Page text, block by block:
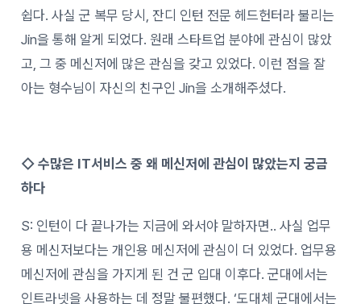
쉽다. 사실 군 복무 당시, 잔디 인턴 전문 헤드헌터라 불리는
Jin을 통해 알게 되었다. 원래 스타트업 분야에 관심이 많았
고, 그 중 메신저에 많은 관심을 갖고 있었다. 이런 점을 잘
아는 형수님이 자신의 친구인 Jin을 소개해주셨다.
◇ 수많은 IT서비스 중 왜 메신저에 관심이 많았는지 궁금
하다
S: 인턴이 다 끝나가는 지금에 와서야 말하자면.. 사실 업무
용 메신저보다는 개인용 메신저에 관심이 더 있었다. 업무용
메신저에 관심을 가지게 된 건 군 입대 이후다. 군대에서는
인트라넷을 사용하는 데 정말 불편했다. ‘도대체 군대에서는